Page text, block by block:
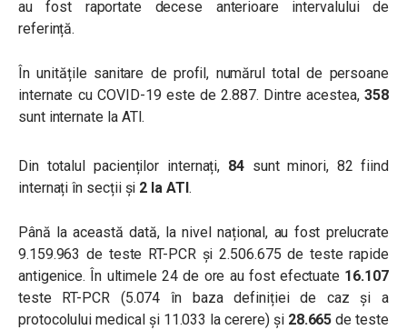
au fost raportate decese anterioare intervalului de
referință.
În unitățile sanitare de profil, numărul total de persoane
internate cu COVID-19 este de 2.887. Dintre acestea,358
sunt internate la ATI.
Din totalul pacienților internați, 84sunt minori, 82 fiind
internați în secții și 2 la ATI.
Până la această dată, la nivel național, au fost prelucrate
9.159.963 de teste RT-PCR și 2.506.675 de teste rapide
antigenice. În ultimele 24 de ore au fost efectuate 16.107
teste RT-PCR (5.074 în baza definiției de caz și a
protocolului medical și 11.033 la cerere) și 28.665 de teste